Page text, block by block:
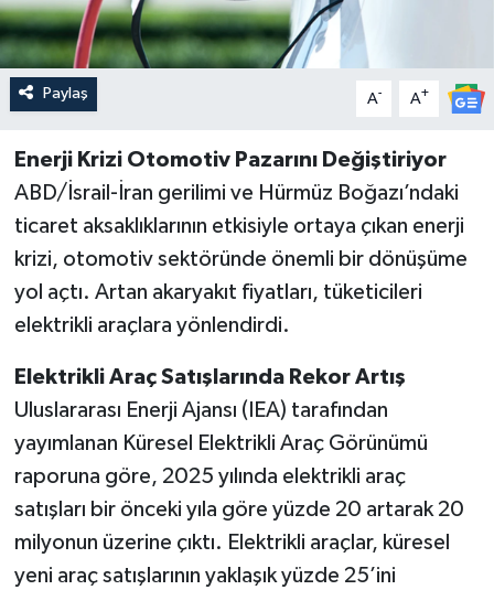
Paylaş A- A+
Enerji Krizi Otomotiv Pazarını Değiştiriyor
ABD/İsrail-İran gerilimi ve Hürmüz Boğazı’ndaki
ticaret aksaklıklarının etkisiyle ortaya çıkan enerji
krizi, otomotiv sektöründe önemli bir dönüşüme
yol açtı. Artan akaryakıt fiyatları, tüketicileri
elektrikli araçlara yönlendirdi.
Elektrikli Araç Satışlarında Rekor Artış
Uluslararası Enerji Ajansı (IEA) tarafından
yayımlanan Küresel Elektrikli Araç Görünümü
raporuna göre, 2025 yılında elektrikli araç
satışları bir önceki yıla göre yüzde 20 artarak 20
milyonun üzerine çıktı. Elektrikli araçlar, küresel
yeni araç satışlarının yaklaşık yüzde 25’ini